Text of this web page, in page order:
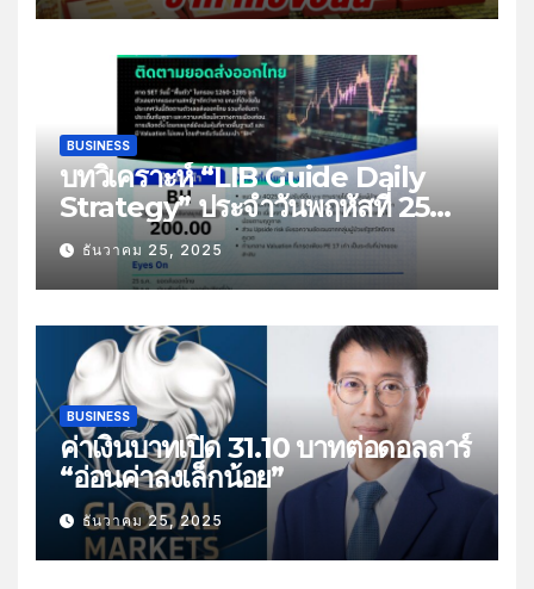
BUSINESS
บทวิเคราะห์ “LIB Guide Daily
Strategy” ประจำวันพฤหัสที่ 25
ธันวาคม 2568 หัวข้อ “ติดตามยอด
ส่งออกไทย”
ธันวาคม 25, 2025
BUSINESS
ค่าเงินบาทเปิด 31.10 บาทต่อดอลลาร์
“อ่อนค่าลงเล็กน้อย”
ธันวาคม 25, 2025